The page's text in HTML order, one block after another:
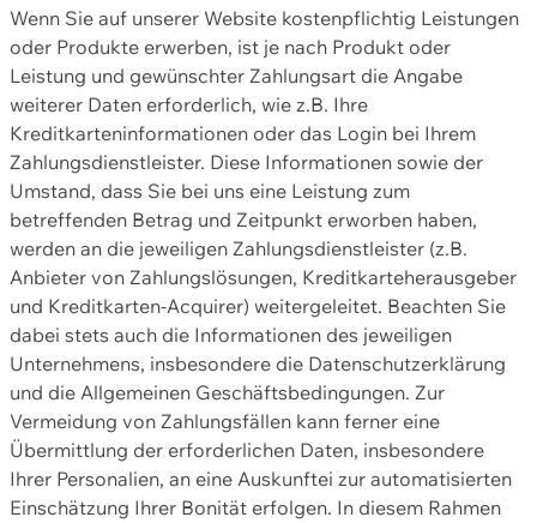
Wenn Sie auf unserer Website kostenpflichtig Leistungen
oder Produkte erwerben, ist je nach Produkt oder
Leistung und gewünschter Zahlungsart die Angabe
weiterer Daten erforderlich, wie z.B. Ihre
Kreditkarteninformationen oder das Login bei Ihrem
Zahlungsdienstleister. Diese Informationen sowie der
Umstand, dass Sie bei uns eine Leistung zum
betreffenden Betrag und Zeitpunkt erworben haben,
werden an die jeweiligen Zahlungsdienstleister (z.B.
Anbieter von Zahlungslösungen, Kreditkarteherausgeber
und Kreditkarten-Acquirer) weitergeleitet. Beachten Sie
dabei stets auch die Informationen des jeweiligen
Unternehmens, insbesondere die Datenschutzerklärung
und die Allgemeinen Geschäftsbedingungen. Zur
Vermeidung von Zahlungsfällen kann ferner eine
Übermittlung der erforderlichen Daten, insbesondere
Ihrer Personalien, an eine Auskunftei zur automatisierten
Einschätzung Ihrer Bonität erfolgen. In diesem Rahmen